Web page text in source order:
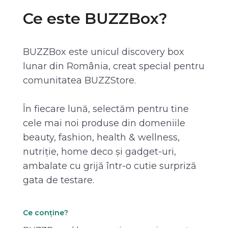
Ce este BUZZBox?
BUZZBox este unicul discovery box
lunar din România, creat special pentru
comunitatea BUZZStore.
În fiecare lună, selectăm pentru tine
cele mai noi produse din domeniile
beauty, fashion, health & wellness,
nutriție, home deco și gadget-uri,
ambalate cu grijă într-o cutie surpriză
gata de testare.
Ce conține?